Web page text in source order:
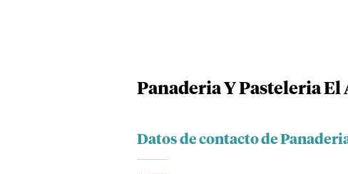
Panaderia Y Pasteleria El
Datos de contacto de